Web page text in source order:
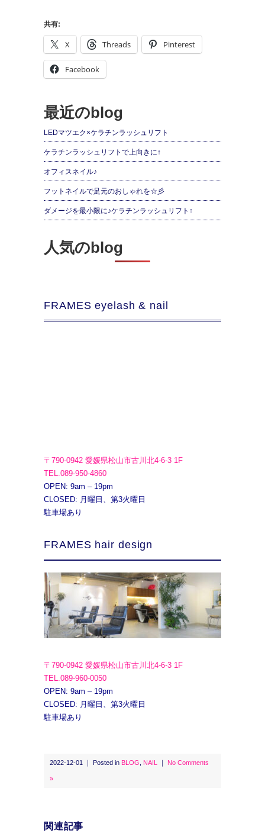
共有:
X Threads Pinterest
Facebook
最近のblog
LEDマツエク×ケラチンラッシュリフト
ケラチンラッシュリフトで上向きに↑
オフィスネイル♪
フットネイルで足元のおしゃれを☆彡
ダメージを最小限に♪ケラチンラッシュリフト↑
人気のblog
FRAMES eyelash & nail
〒790-0942 愛媛県松山市古川北4-6-3 1F
TEL.089-950-4860
OPEN: 9am – 19pm
CLOSED: 月曜日、第3火曜日
駐車場あり
FRAMES hair design
〒790-0942 愛媛県松山市古川北4-6-3 1F
TEL.089-960-0050
OPEN: 9am – 19pm
CLOSED: 月曜日、第3火曜日
駐車場あり
2022-12-01 ｜ Posted in BLOG NAIL ｜ No Comments
»
関連記事